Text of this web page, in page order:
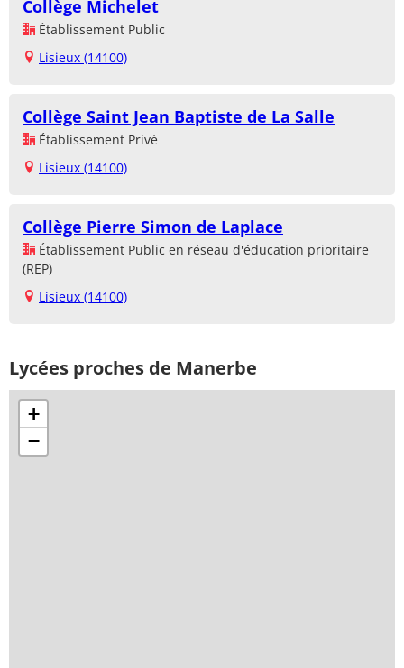
Collège Michelet
Établissement Public
Lisieux (14100)
Collège Saint Jean Baptiste de La Salle
Établissement Privé
Lisieux (14100)
Collège Pierre Simon de Laplace
Établissement Public en réseau d'éducation prioritaire
(REP)
Lisieux (14100)
Lycées proches de Manerbe
+
−